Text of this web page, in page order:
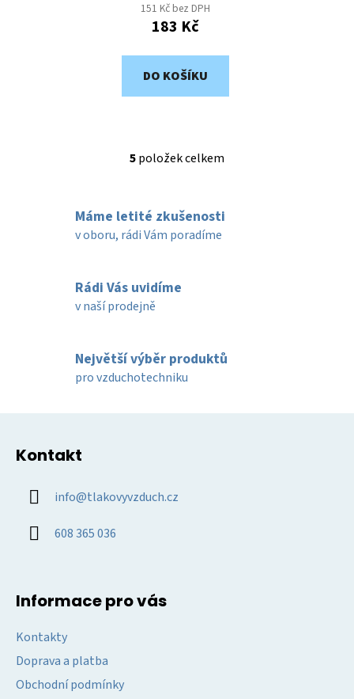
151 Kč bez DPH
183 Kč
DO KOŠÍKU
O
á
d
í
k
y
5položek celkem
Máme letité zkušenosti
v oboru, rádi Vám poradíme
Rádi Vás uvidíme
v naší prodejně
Největší výběr produktů
pro vzduchotechniku
Kontakt
info@tlakovyvzduch.cz
608 365 036
Informace pro vás
Kontakty
Doprava a platba
Obchodní podmínky